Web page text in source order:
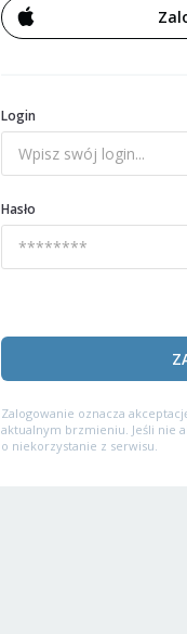
Login
Hasło
Zalogowanie oznacza
aktualnym brzmieniu. Jeśli nie
o niekorzystanie z serwisu.